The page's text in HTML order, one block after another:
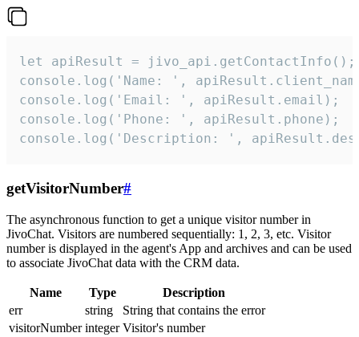
let apiResult = jivo_api.getContactInfo();
console.log('Name: ',
console.log('Email: ', apiResult.email);
console.log('Phone: ', apiResult.phone);
console.log('Description: ',
getVisitorNumber#
The asynchronous function to get a unique visitor number in
JivoChat. Visitors are numbered sequentially: 1, 2, 3, etc. Visitor
number is displayed in the agent's App and archives and can be used
to associate JivoChat data with the CRM data.
Name Type
Description
err
string
String that contains the error
visitorNumber integer Visitor's number